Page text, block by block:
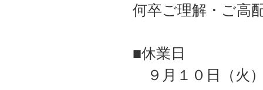
何卒ご理解・ご高
■休業日
９月１０日（火